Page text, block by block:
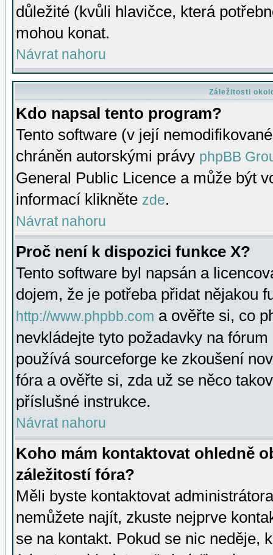
důležité (kvůli hlavičce, která
mohou konat.
Návrat nahoru
Záležitosti
Kdo napsal tento program?
Tento software (v její
chráněn autorskými právy phpBB
General Public Licence a může být
informací klikněte zde.
Návrat nahoru
Proč není k dispozici funkce X?
Tento software byl napsán a
dojem, že je potřeba přidat nějakou
http://www.phpbb.com a ověřte si, co
nevkládejte tyto požadavky na
používá sourceforge ke zkoušení
fóra a ověřte si, zda už se něco
příslušné instrukce.
Návrat nahoru
Koho mám kontaktovat ohledně
záležitostí fóra?
Měli byste kontaktovat
nemůžete najít, zkuste nejprve
se na kontakt. Pokud se nic neděje,